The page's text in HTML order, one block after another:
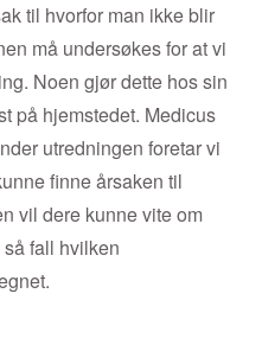
til hvorfor man ikke blir
må undersøkes for at vi
Noen gjør dette hos sin
på hjemstedet. Medicus
utredningen foretar vi
finne årsaken til
vil dere kunne vite om
fall hvilken